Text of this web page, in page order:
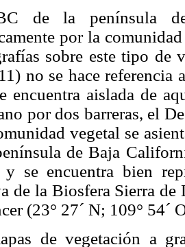
de la península
por la
sobre este tipo de
no se hace referencia
encuentra aislada de
por dos barreras, el
vegetal se
de Baja
y se encuentra bien
de la Biosfera Sierra
(23° 27´ N; 109° 54´
de vegetación a